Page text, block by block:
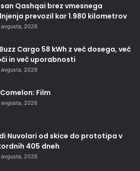
Qashqai brez vmesnega
prevozil kar 1.980 kilometrov
avgusta, 2026
Cargo 58 kWh z več dosega, več
in več uporabnosti
avgusta, 2026
Film
avgusta, 2026
Nuvolari od skice do prototipa v
405 dneh
avgusta, 2026